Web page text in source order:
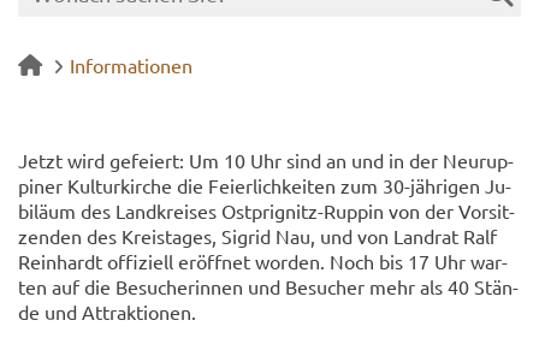
Informationen
Jetzt wird ge­fei­ert: Um 10 Uhr sind an und in der Neu­rup­
pi­ner Kul­tur­kir­che die Fei­er­lich­kei­ten zum 30-​jährigen Ju­
bi­lä­um des Land­krei­ses Ostprignitz-​Ruppin von der Vor­sit­
zen­den des Kreis­ta­ges, Sig­rid Nau, und von Land­rat Ralf
Rein­hardt of­fi­zi­ell er­öff­net wor­den. Noch bis 17 Uhr war­
ten auf die Be­su­che­rin­nen und Be­su­cher mehr als 40 Stän­
de und At­trak­tio­nen.